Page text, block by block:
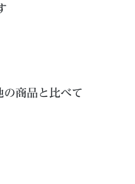
商品と比べて